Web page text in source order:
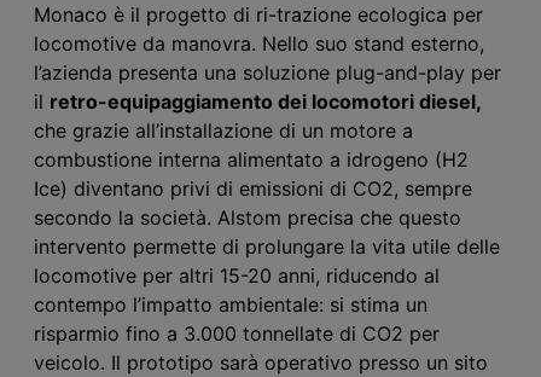
Monaco è il progetto di ri-trazione ecologica per
locomotive da manovra. Nello suo stand esterno,
l’azienda presenta una soluzione plug-and-play per
il retro-equipaggiamento dei locomotori diesel,
che grazie all’installazione di un motore a
combustione interna alimentato a idrogeno (H2
Ice) diventano privi di emissioni di CO2, sempre
secondo la società. Alstom precisa che questo
intervento permette di prolungare la vita utile delle
locomotive per altri 15-20 anni, riducendo al
contempo l’impatto ambientale: si stima un
risparmio fino a 3.000 tonnellate di CO2 per
veicolo. Il prototipo sarà operativo presso un sito